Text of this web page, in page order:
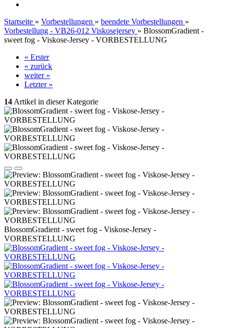
Startseite » Vorbestellungen » beendete Vorbestellungen »
Vorbestellung - VB26-012 Viskosejersey » BlossomGradient -
sweet fog - Viskose-Jersey - VORBESTELLUNG
« Erster
« zurück
weiter »
Letzter »
14 Artikel in dieser Kategorie
BlossomGradient - sweet fog - Viskose-Jersey -
VORBESTELLUNG